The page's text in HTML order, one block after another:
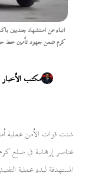
كرم ضمن جهود تأمين خط
مكتب الأخبار
شنت قوات الأمن عملية
عناصر إرهابية في ضلع كرم
المستهدفة لبدء عملية